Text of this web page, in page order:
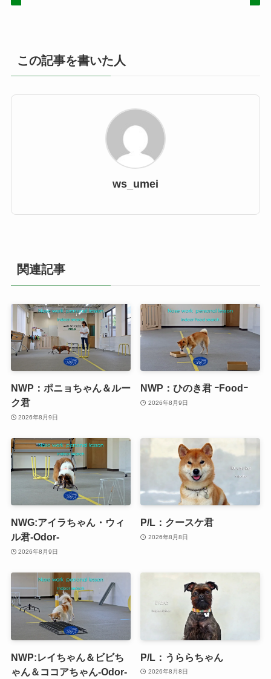
この記事を書いた人
ws_umei
関連記事
NWP：ポニョちゃん＆ルー
ク君
2026年8月9日
NWP：ひのき君 ｰFoodｰ
2026年8月9日
NWG:アイラちゃん・ウィ
ル君-Odor-
2026年8月9日
P/L：クースケ君
2026年8月8日
NWP:レイちゃん＆ビビち
ゃん＆ココアちゃん-Odor-
P/L：うららちゃん
2026年8月8日